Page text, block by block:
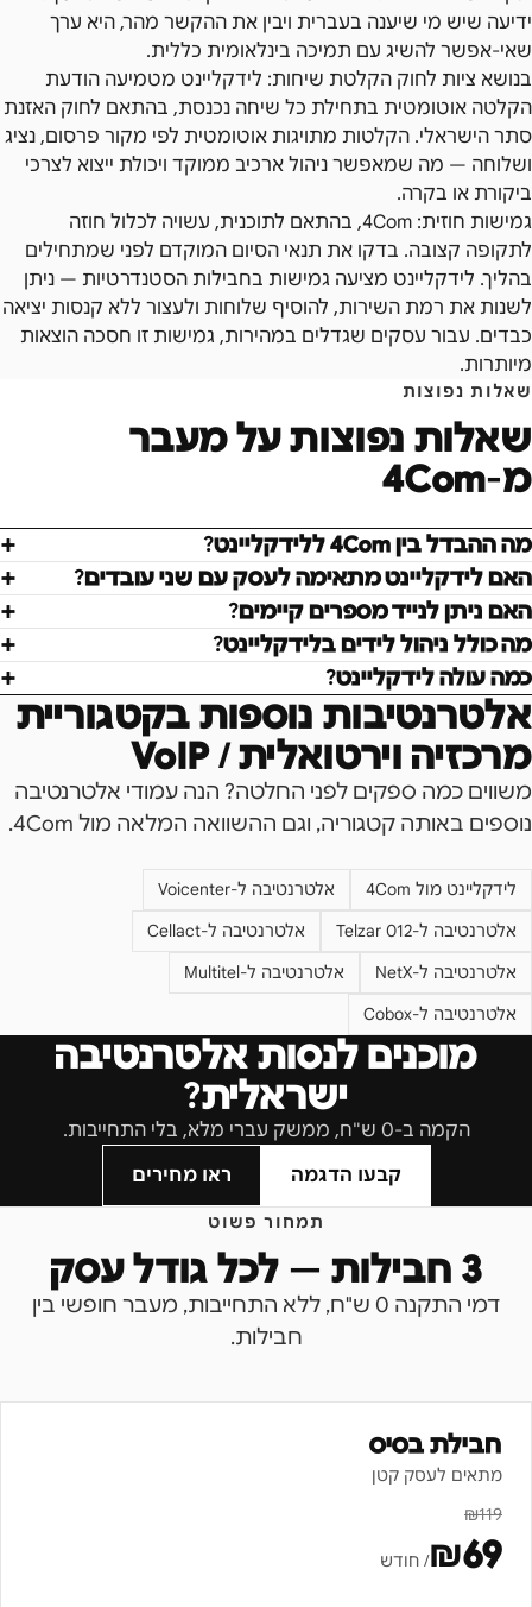
ידיעה שיש מי שיענה בעברית ויבין את ההקשר מהר, היא ערך
שאי-אפשר להשיג עם תמיכה בינלאומית כללית.
בנושא ציות לחוק הקלטת שיחות: לידקליינט מטמיעה הודעת
הקלטה אוטומטית בתחילת כל שיחה נכנסת, בהתאם לחוק האזנת
סתר הישראלי. הקלטות מתויגות אוטומטית לפי מקור פרסום, נציג
ושלוחה — מה שמאפשר ניהול ארכיב ממוקד ויכולת ייצוא לצרכי
ביקורת או בקרה.
גמישות חוזית: 4Com, בהתאם לתוכנית, עשויה לכלול חוזה
לתקופה קצובה. בדקו את תנאי הסיום המוקדם לפני שמתחילים
בהליך. לידקליינט מציעה גמישות בחבילות הסטנדרטיות — ניתן
לשנות את רמת השירות, להוסיף שלוחות ולעצור ללא קנסות יציאה
כבדים. עבור עסקים שגדלים במהירות, גמישות זו חסכה הוצאות
מיותרות.
שאלות נפוצות
שאלות נפוצות על מעבר
מ-4Com
מה ההבדל בין 4Com ללידקליינט?
האם לידקליינט מתאימה לעסק עם שני עובדים?
האם ניתן לנייד מספרים קיימים?
מה כולל ניהול לידים בלידקליינט?
כמה עולה לידקליינט?
אלטרנטיבות נוספות בקטגוריית
מרכזיה וירטואלית / VoIP
משווים כמה ספקים לפני החלטה? הנה עמודי אלטרנטיבה
נוספים באותה קטגוריה, וגם ההשוואה המלאה מול 4Com
.
לידקליינט מול 4Com אלטרנטיבה ל-Voicenter
אלטרנטיבה ל-Telzar 012 אלטרנטיבה ל-Cellact
אלטרנטיבה ל-NetX אלטרנטיבה ל-Multitel
אלטרנטיבה ל-Cobox
מוכנים לנסות אלטרנטיבה
ישראלית?
הקמה ב-0 ש"ח, ממשק עברי מלא, בלי התחייבות.
קבעו הדגמה
ראו מחירים
תמחור פשוט
3 חבילות — לכל גודל עסק
דמי התקנה 0 ש"ח, ללא התחייבות, מעבר חופשי בין
חבילות.
חבילת בסיס
מתאים לעסק קטן
₪119
₪69 / חודש